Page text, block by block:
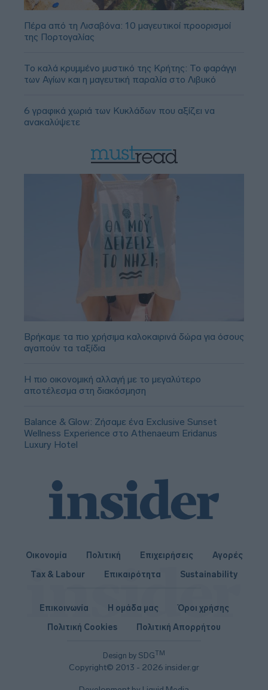
Πέρα από τη Λισαβόνα: 10 μαγευτικοί προορισμοί
της Πορτογαλίας
Το καλά κρυμμένο μυστικό της Κρήτης: Το φαράγγι
των Αγίων και η μαγευτική παραλία στο Λιβυκό
6 γραφικά χωριά των Κυκλάδων που αξίζει να
ανακαλύψετε
Βρήκαμε τα πιο χρήσιμα καλοκαιρινά δώρα για όσους
αγαπούν τα ταξίδια
Η πιο οικονομική αλλαγή με το μεγαλύτερο
αποτέλεσμα στη διακόσμηση
Balance & Glow: Ζήσαμε ένα Exclusive Sunset
Wellness Experience στο Athenaeum Eridanus
Luxury Hotel
Οικονομία Πολιτική Επιχειρήσεις
Αγορές
Tax & Labour
Επικαιρότητα Sustainability
Design by SDGTM
Copyright© 2013 - 2026 insider.gr
Επικοινωνία Η ομάδα μας
Όροι χρήσης
Πολιτική Cookies
Πολιτική Απορρήτου